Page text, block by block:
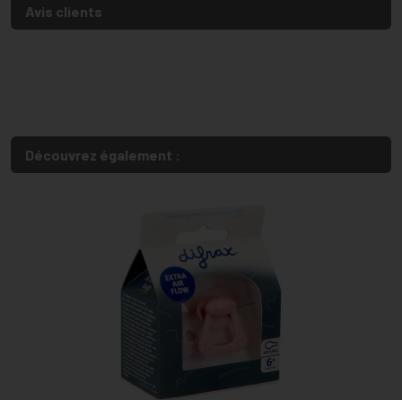
Avis clients
Découvrez également :